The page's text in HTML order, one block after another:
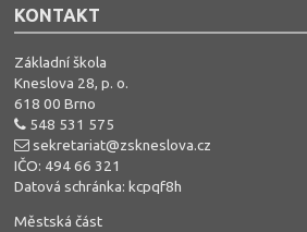
KONTAKT
Základní škola
Kneslova 28, p. o.
618 00 Brno
548 531 575
sekretariat@zskneslova.cz
IČO: 494 66 321
Datová schránka: kcpqf8h
Městská část